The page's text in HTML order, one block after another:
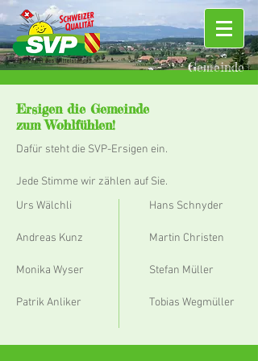
Gemeinde
Ersigen die Gemeinde
zum Wohlfühlen!
Dafür steht die SVP-Ersigen ein.
Jede Stimme wir zählen auf Sie.
Urs Wälchli
Andreas Kunz
Monika Wyser
Patrik Anliker
Hans Schnyder
Martin Christen
Stefan Müller
Tobias Wegmüller